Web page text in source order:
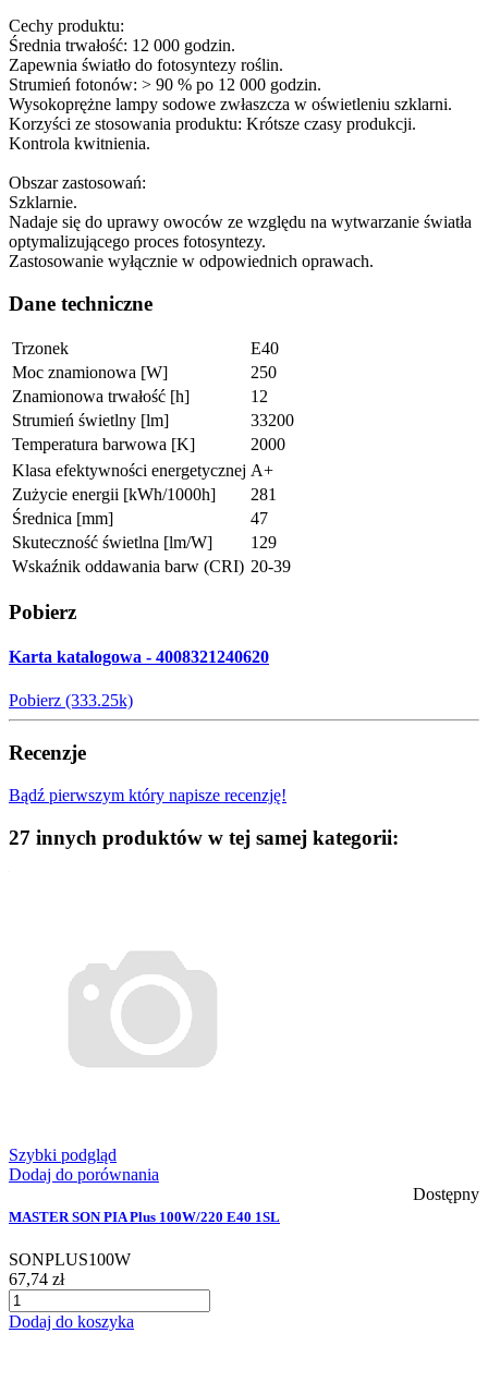
Cechy produktu:
Średnia trwałość: 12 000 godzin.
Zapewnia światło do fotosyntezy roślin.
Strumień fotonów: > 90 % po 12 000 godzin.
Wysokoprężne lampy sodowe zwłaszcza w oświetleniu szklarni.
Korzyści ze stosowania produktu: Krótsze czasy produkcji.
Kontrola kwitnienia.
Obszar zastosowań:
Szklarnie.
Nadaje się do uprawy owoców ze względu na wytwarzanie światła
optymalizującego proces fotosyntezy.
Zastosowanie wyłącznie w odpowiednich oprawach.
Dane techniczne
Trzonek
E40
Moc znamionowa [W]
250
Znamionowa trwałość [h]
12
Strumień świetlny [lm]
33200
Temperatura barwowa [K]
2000
Klasa efektywności energetycznej A+
Zużycie energii [kWh/1000h]
281
Średnica [mm]
47
Skuteczność świetlna [lm/W]
129
Wskaźnik oddawania barw (CRI) 20-39
Pobierz
Karta katalogowa - 4008321240620
Pobierz (333.25k)
Recenzje
Bądź pierwszym który napisze recenzję!
27 innych produktów w tej samej kategorii:
Szybki podgląd
Dodaj do porównania
Dostępny
MASTER SON PIA Plus 100W/220 E40 1SL
SONPLUS100W
67,74 zł
Dodaj do koszyka